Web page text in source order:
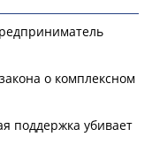
о комплексном
поддержка убивает